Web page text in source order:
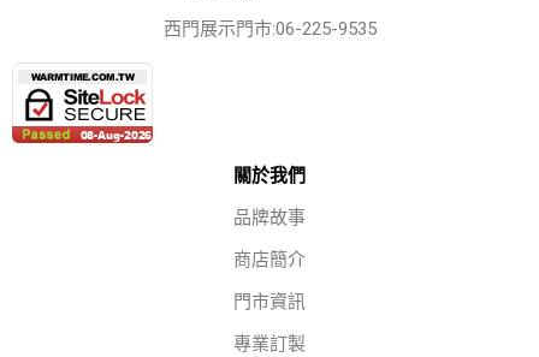
西門展示門市:06-225-9535
關於我們
品牌故事
商店簡介
門市資訊
專業訂製